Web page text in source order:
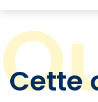
Cette